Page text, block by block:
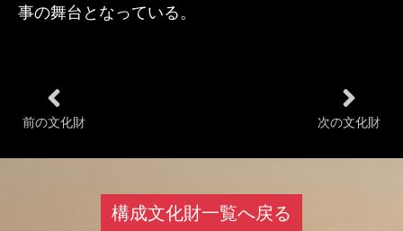
事の舞台となっている。
前の文化財 次の文化財
構成文化財一覧へ戻る